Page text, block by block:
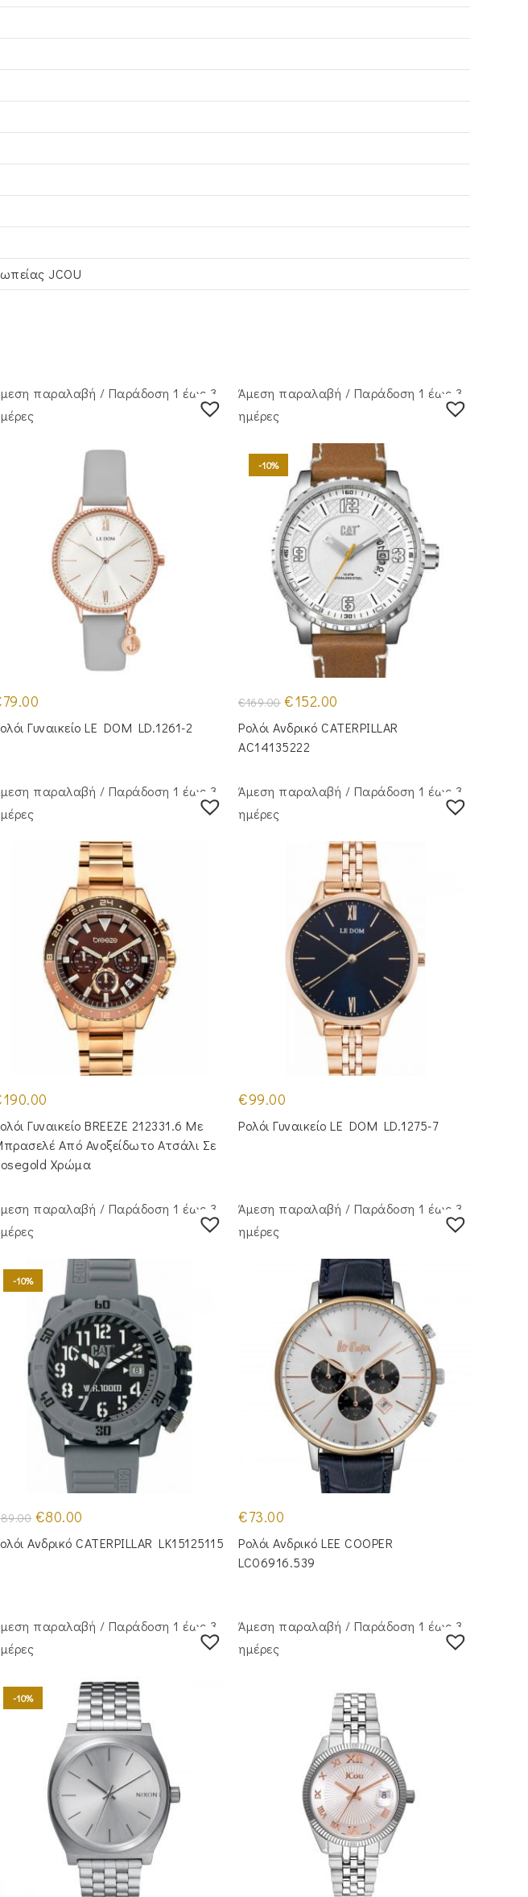
JCOU
παραλαβή / Παράδoση 1 έως 3
79.00
Γυναικείο LE DOM LD.1261-2
Άμεση παραλαβή / Παράδoση 1 έως 3
ημέρες
-10%
€169.00 Original
price
was:
€169.00.
€152.00
τιμή
είναι:
Ρολόι Ανδρικό CATERPILLAR
AC14135222
παραλαβή / Παράδoση 1 έως 3
190.00
Γυναικείο BREEZE 212331.6 Με
Από Ανοξείδωτο Ατσάλι Σε
Χρώμα
Άμεση παραλαβή / Παράδoση 1 έως 3
ημέρες
€99.00
Ρολόι Γυναικείο LE DOM LD.1275-7
παραλαβή / Παράδoση 1 έως 3
-10%
89.00 Original
price
was:
€89.00.
€80.00
τιμή
είναι:
Ανδρικό CATERPILLAR LK15125115
Άμεση παραλαβή / Παράδoση 1 έως 3
ημέρες
€73.00
Ρολόι Ανδρικό LEE COOPER
LC06916.539
παραλαβή / Παράδoση 1 έως 3
-10%
Άμεση παραλαβή / Παράδoση 1 έως 3
ημέρες